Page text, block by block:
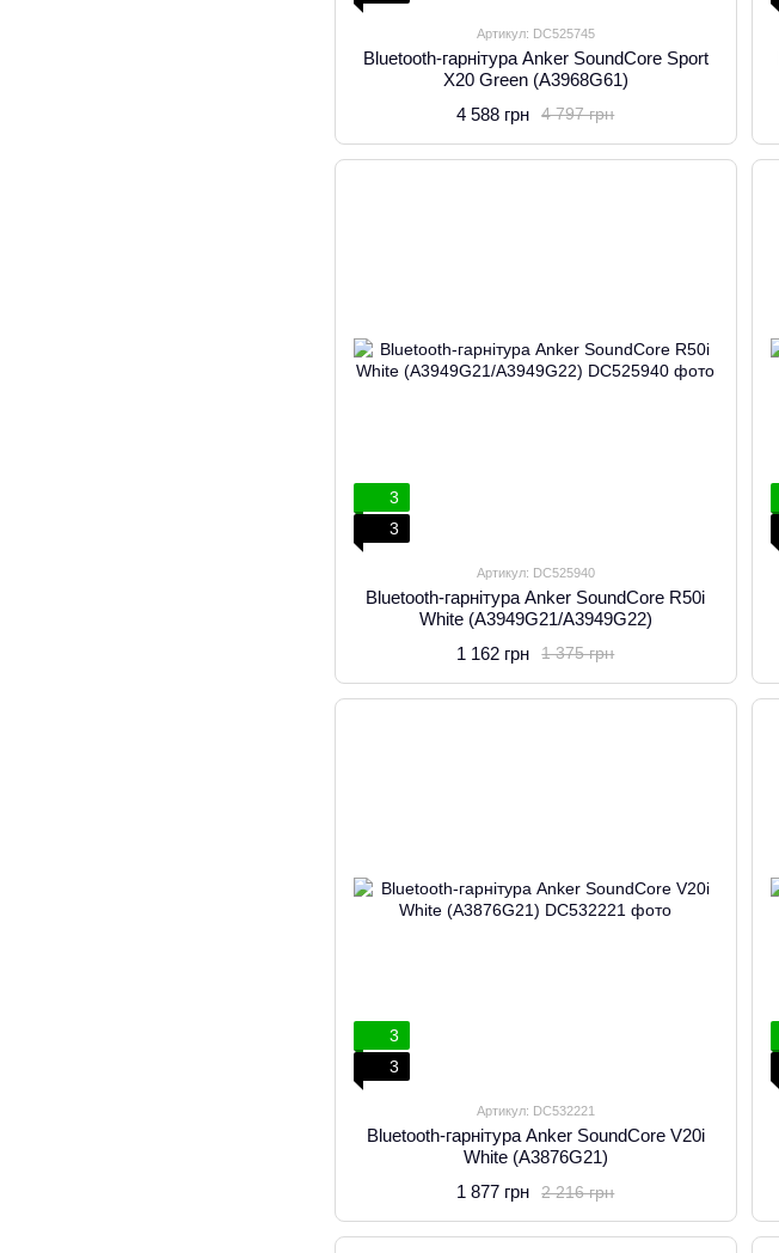
Артикул: DC525745
Bluetooth-гарнітура Anker SoundCore Sport
X20 Green (A3968G61)
4 797 грн
4 588 грн
3
3
Артикул: DC525940
Bluetooth-гарнітура Anker SoundCore R50i
White (A3949G21/A3949G22)
1 375 грн
1 162 грн
3
3
Артикул: DC532221
Bluetooth-гарнітура Anker SoundCore V20i
White (A3876G21)
2 216 грн
1 877 грн